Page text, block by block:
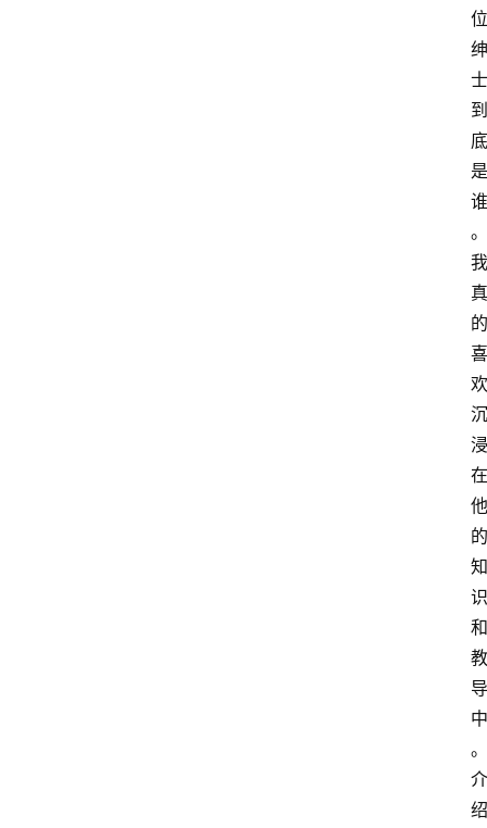
位
绅
士
到
底
是
谁
。
我
真
的
喜
欢
沉
浸
在
他
的
知
识
和
教
导
中
。
介
绍